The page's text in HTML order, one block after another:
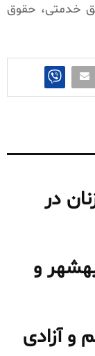
خدمتی، حقوق
در
و
و آزادی